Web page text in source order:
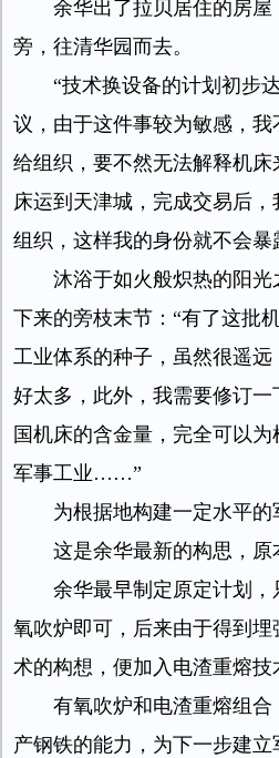
余华出了拉贝居住的房
旁，往清华园而去。
“技术换设备的计划初步
议，由于这件事较为敏感，
给组织，要不然无法解释机
床运到天津城，完成交易后
组织，这样我的身份就不会
沐浴于如火般炽热的阳
下来的旁枝末节：“有了这批
工业体系的种子，虽然很遥
好太多，此外，我需要修订
国机床的含金量，完全可以
军事工业……”
为根据地构建一定水平的
这是余华最新的构思，原
余华最早制定原定计划
氧吹炉即可，后来由于得到
术的构想，便加入电渣重熔技
有氧吹炉和电渣重熔组
产钢铁的能力，为下一步建